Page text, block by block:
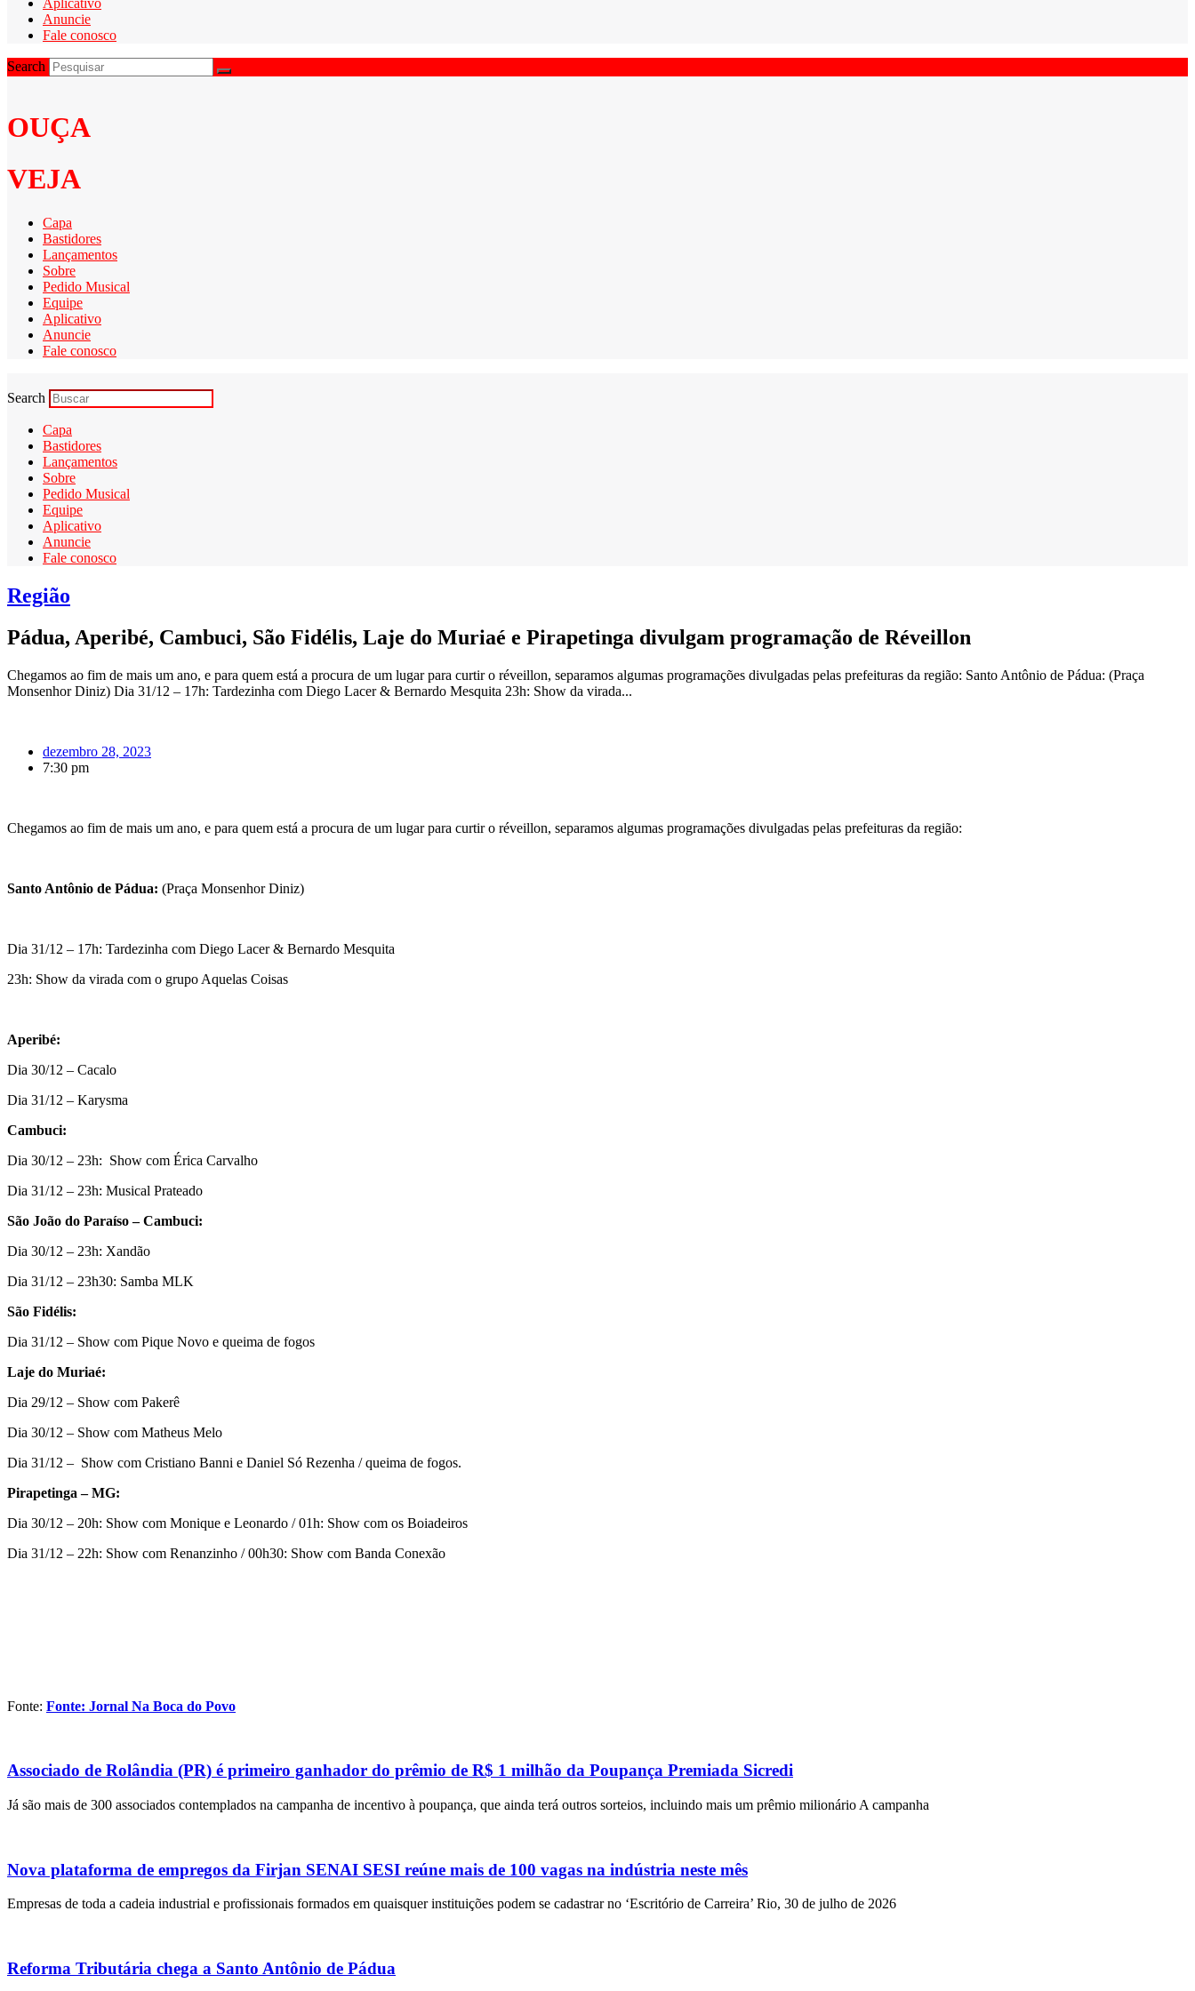
Anuncie
Fale conosco
Search
OUÇA
VEJA
Capa
Bastidores
Lançamentos
Sobre
Pedido Musical
Equipe
Aplicativo
Anuncie
Fale conosco
Search
Capa
Bastidores
Lançamentos
Sobre
Pedido Musical
Equipe
Aplicativo
Anuncie
Fale conosco
Região
Pádua, Aperibé, Cambuci, São Fidélis, Laje do Muriaé e Pirapetinga divulgam programação de Réveillon
Chegamos ao fim de mais um ano, e para quem está a procura de um lugar para curtir o réveillon, separamos algumas programações divulgadas pelas prefeituras da região: Santo Antônio de Pádua: (Praça
Monsenhor Diniz) Dia 31/12 – 17h: Tardezinha com Diego Lacer & Bernardo Mesquita 23h: Show da virada...
dezembro 28, 2023
7:30 pm
Chegamos ao fim de mais um ano, e para quem está a procura de um lugar para curtir o réveillon, separamos algumas programações divulgadas pelas prefeituras da região:
Santo Antônio de Pádua: (Praça Monsenhor Diniz)
Dia 31/12 – 17h: Tardezinha com Diego Lacer & Bernardo Mesquita
23h: Show da virada com o grupo Aquelas Coisas
Aperibé:
Dia 30/12 – Cacalo
Dia 31/12 – Karysma
Cambuci:
Dia 30/12 – 23h: Show com Érica Carvalho
Dia 31/12 – 23h: Musical Prateado
São João do Paraíso – Cambuci:
Dia 30/12 – 23h: Xandão
Dia 31/12 – 23h30: Samba MLK
São Fidélis:
Dia 31/12 – Show com Pique Novo e queima de fogos
Laje do Muriaé:
Dia 29/12 – Show com Pakerê
Dia 30/12 – Show com Matheus Melo
Dia 31/12 – Show com Cristiano Banni e Daniel Só Rezenha / queima de fogos.
Pirapetinga – MG:
Dia 30/12 – 20h: Show com Monique e Leonardo / 01h: Show com os Boiadeiros
Dia 31/12 – 22h: Show com Renanzinho / 00h30: Show com Banda Conexão
Fonte: Fonte: Jornal Na Boca do Povo
Associado de Rolândia (PR) é primeiro ganhador do prêmio de R$ 1 milhão da Poupança Premiada Sicredi
Já são mais de 300 associados contemplados na campanha de incentivo à poupança, que ainda terá outros sorteios, incluindo mais um prêmio milionário A campanha
Nova plataforma de empregos da Firjan SENAI SESI reúne mais de 100 vagas na indústria neste mês
Empresas de toda a cadeia industrial e profissionais formados em quaisquer instituições podem se cadastrar no ‘Escritório de Carreira’ Rio, 30 de julho de 2026
Reforma Tributária chega a Santo Antônio de Pádua